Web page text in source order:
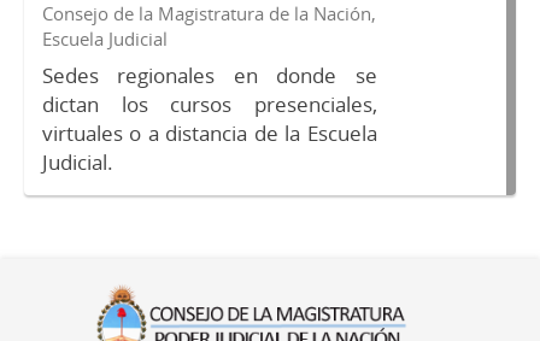
Consejo de la Magistratura de la Nación,
Escuela Judicial
Sedes regionales en donde se
dictan los cursos presenciales,
virtuales o a distancia de la Escuela
Judicial.